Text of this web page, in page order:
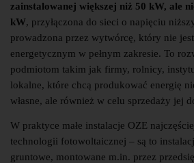
zainstalowanej większej niż 50 kW, ale
kW, przyłączona do sieci o napięciu
prowadzona przez wytwórcę, który nie
energetycznym w pełnym zakresie. To
podmiotom takim jak firmy, rolnicy,
lokalne, które chcą produkować energię
własne, ale również w celu sprzedaży jej
W praktyce małe instalacje OZE
technologii fotowoltaicznej – są to
gruntowe, montowane m.in. przez